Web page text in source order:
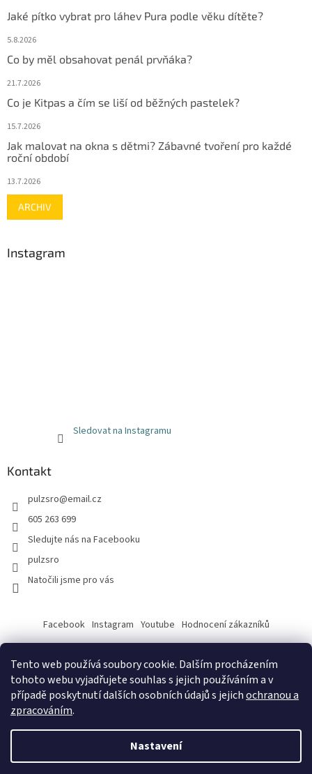
Tento web používá soubory cookie. Dalším procházením
tohoto webu vyjadřujete souhlas s jejich používáním a v
případě poskytnutí dalších osobních údajů s jejichochranou a
zpracováním.
Nastavení
Jaké pítko vybrat pro láhev Pura podle věku dítěte?
5.8.2026
Co by měl obsahovat penál prvňáka?
21.7.2026
Co je Kitpas a čím se liší od běžných pastelek?
15.7.2026
Jak malovat na okna s dětmi? Zábavné tvoření pro každé
roční období
13.7.2026
ARCHIV
Instagram
Sledovat na Instagramu
Kontakt
pulzsro@email.cz
605 263 699
Sledujte nás na Facebooku
pulzsro
Natočili jsme pro vás
Facebook Instagram Youtube Hodnocení zákazníků